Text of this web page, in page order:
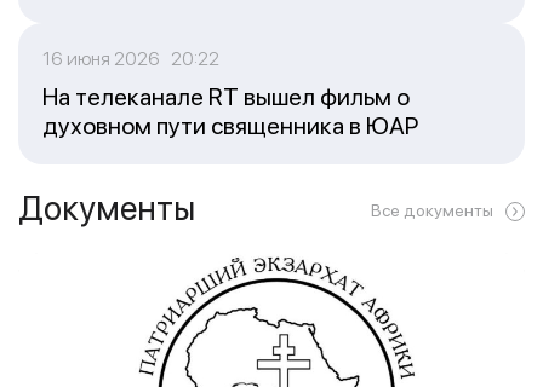
16 июня 2026 20:22
На телеканале RT вышел фильм о
духовном пути священника в ЮАР
Документы Все документы